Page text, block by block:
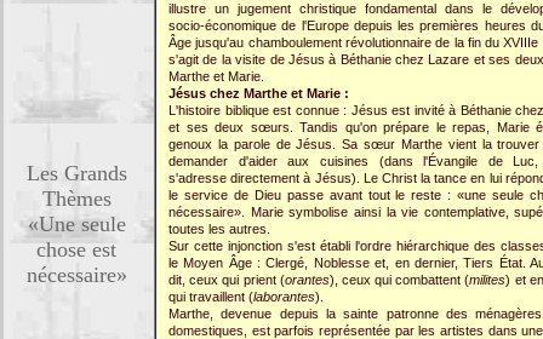
Les Grands
Thèmes
«Une seule
chose est
nécessaire»
illustre un jugement christique fondamental dans le
socio-économique de l'Europe depuis les premières heures
Âge jusqu'au chamboulement révolutionnaire de la fin du XVIIIe
s'agit de la visite de Jésus à Béthanie chez Lazare et ses
Marthe et Marie.
Jésus chez Marthe et Marie :
L'histoire biblique est connue : Jésus est invité à Béthanie
et ses deux sœurs. Tandis qu'on prépare le repas, Marie
genoux la parole de Jésus. Sa sœur Marthe vient la trouver
demander d'aider aux cuisines (dans l'Évangile de Luc,
s'adresse directement à Jésus). Le Christ la tance en lui
le service de Dieu passe avant tout le reste : «une seule
nécessaire». Marie symbolise ainsi la vie contemplative,
toutes les autres.
Sur cette injonction s'est établi l'ordre hiérarchique des
le Moyen Âge : Clergé, Noblesse et, en dernier, Tiers État.
dit, ceux qui prient (orantes), ceux qui combattent (milites) et
qui travaillent (laborantes).
Marthe, devenue depuis la sainte patronne des
domestiques, est parfois représentée par les artistes dans